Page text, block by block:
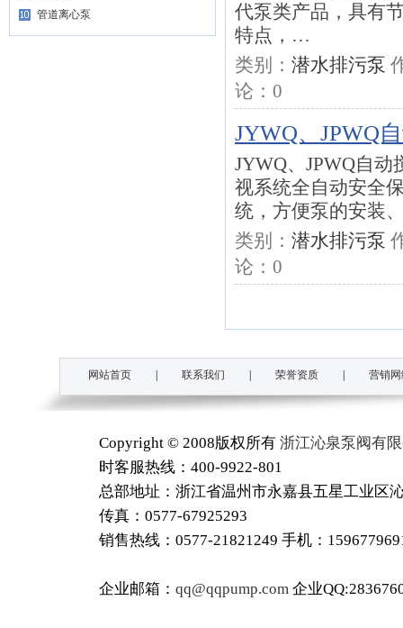
管道离心泵
代泵类产品，具有
特点，…
类别： 潜水排污泵
论： 0
JYWQ、JPWQ
JYWQ、JPWQ自
视系统全自动安全
统，方便泵的安装
类别： 潜水排污泵
论： 0
网站首页 联系我们 荣誉资质 营销
Copyright © 2008版权所有 浙江沁泉泵阀有
时客服热线：400-9922-801
总部地址：浙江省温州市永嘉县五星工业区
传真：0577-67925293
销售热线：0577-21821249 手机：
企业邮箱： qq@qqpump.com 企业